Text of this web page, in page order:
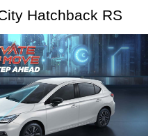
Hatchback RS